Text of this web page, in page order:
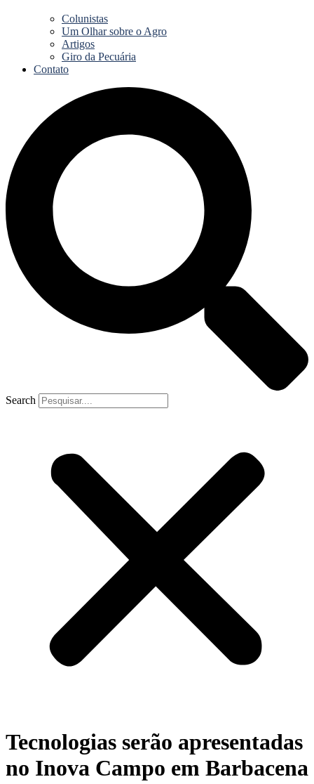
Colunistas
Um Olhar sobre o Agro
Artigos
Giro da Pecuária
Contato
Search
Tecnologias serão apresentadas
no Inova Campo em Barbacena